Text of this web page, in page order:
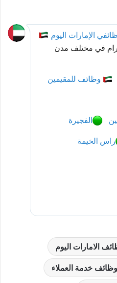
الامارات اليوم
وظائف خدمة العملاء